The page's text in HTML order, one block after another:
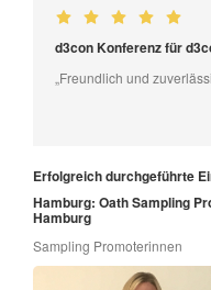
d3con Konferenz für
„Freundlich und
Erfolgreich durchgeführte
Hamburg: Oath Sampling
Hamburg
Sampling Promoterinnen